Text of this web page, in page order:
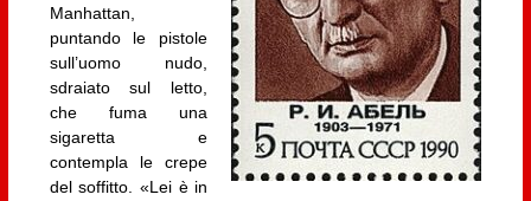
Manhattan,
puntando le pistole
sull’uomo nudo,
sdraiato sul letto,
che fuma una
sigaretta e
contempla le crepe
del soffitto. «Lei è in